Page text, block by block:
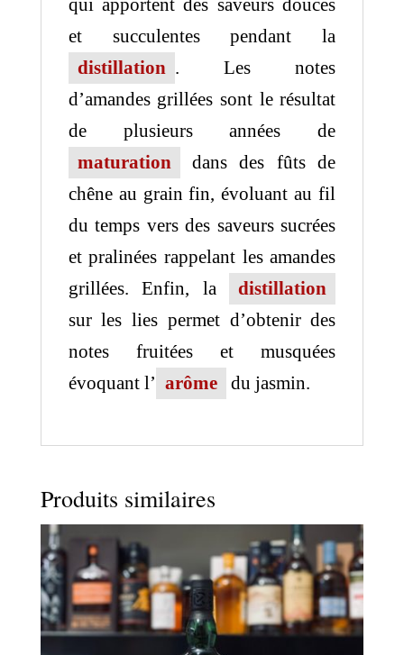
qui apportent des saveurs douces
et succulentes pendant la
distillation . Les notes
d’amandes grillées sont le résultat
de plusieurs années de
maturation
dans des fûts de
chêne au grain fin, évoluant au fil
du temps vers des saveurs sucrées
et pralinées rappelant les amandes
grillées. Enfin, la
distillation
sur les lies permet d’obtenir des
notes fruitées et musquées
évoquant l’ arôme du jasmin.
Produits similaires